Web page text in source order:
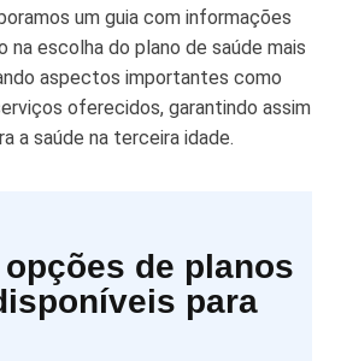
um guia com informações
na escolha do plano de saúde mais
aspectos importantes como
oferecidos, garantindo assim
a saúde na terceira idade.
de planos
para